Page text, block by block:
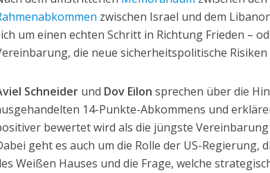
zwischen Israel und dem
um einen echten Schritt in Richtung Frieden –
die neue sicherheitspolitische
Schneider und Dov Eilon sprechen über die
14-Punkte-Abkommens und
bewertet wird als die jüngste
geht es auch um die Rolle der US-
Weißen Hauses und die Frage, welche